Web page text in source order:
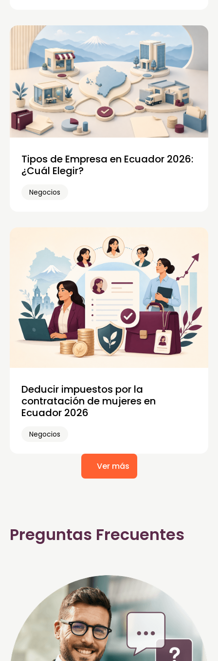
Tipos de Empresa en Ecuador 2026:
¿Cuál Elegir?
Negocios
Deducir impuestos por la
contratación de mujeres en
Ecuador 2026
Negocios
Ver más
Preguntas Frecuentes